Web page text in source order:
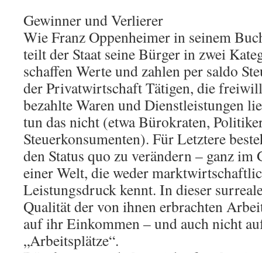
Gewinner und Verlierer
Wie Franz Oppenheimer in seinem
teilt der Staat seine Bürger in zwei
schaffen Werte und zahlen per saldo
der Privatwirtschaft Tätigen, die
bezahlte Waren und Dienstleistungen
tun das nicht (etwa Bürokraten,
Steuerkonsumenten). Für Letztere
den Status quo zu verändern – ganz im
einer Welt, die weder
Leistungsdruck kennt. In dieser
Qualität der von ihnen erbrachten
auf ihr Einkommen – und auch nicht
„Arbeitsplätze“.